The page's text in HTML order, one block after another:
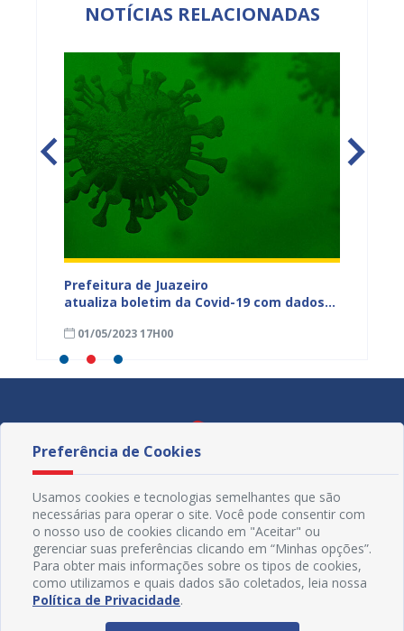
NOTÍCIAS RELACIONADAS
Prefeitura de Juazeiro
atualiza boletim da Covid-19 com dados
01/05/2023 17H00
Preferência de Cookies
Usamos cookies e tecnologias semelhantes que são
necessárias para operar o site. Você pode consentir com
o nosso uso de cookies clicando em "Aceitar" ou
gerenciar suas preferências clicando em “Minhas opções”.
Para obter mais informações sobre os tipos de cookies,
como utilizamos e quais dados são coletados, leia nossa
Política de Privacidade.